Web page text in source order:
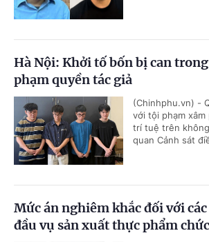
Hà Nội: Khởi tố bốn bị can
phạm quyền tác giả
(Chinhphu.vn) -
với tội phạm
trí tuệ trên
quan Cảnh sát
Mức án nghiêm khắc đối với các
đầu vụ sản xuất thực phẩm